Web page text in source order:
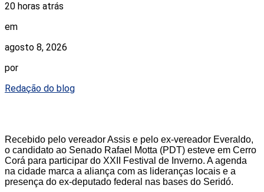
20 horas atrás
em
agosto 8, 2026
por
Redação do blog
Recebido pelo vereador Assis e pelo ex-vereador Everaldo,
o candidato ao Senado Rafael Motta (PDT) esteve em Cerro
Corá para participar do XXII Festival de Inverno. A agenda
na cidade marca a aliança com as lideranças locais e a
presença do ex-deputado federal nas bases do Seridó.